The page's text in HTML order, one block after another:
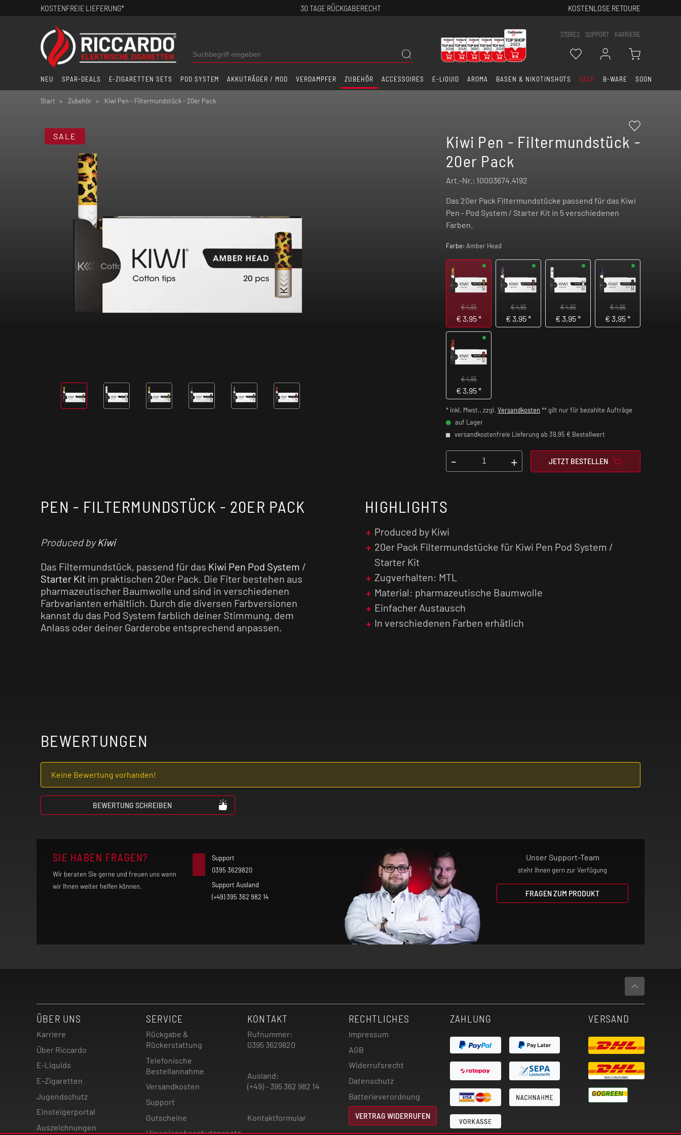
KOSTENFREIE LIEFERUNG* 30 TAGE RÜCKGABERECHT KOSTENLOSE RETOURE
STORES SUPPORT KARRIERE
NEU SPAR-DEALS E-ZIGARETTEN SETS POD SYSTEM AKKUTRÄGER / MOD VERDAMPFER ZUBEHÖR ACCESSOIRES E-LIQUID AROMA BASEN & NIKOTINSHOTS SALE B-WARE SOON
Start Zubehör Kiwi Pen - Filtermundstück - 20er Pack
SALE
Kiwi Pen - Filtermundstück -
20er Pack
Art.-Nr.: 10003674.4192
Das 20er Pack Filtermundstücke passend für das Kiwi
Pen - Pod System / Starter Kit in 5 verschiedenen
Farben.
Farbe: Amber Head
€ 4,95
€ 3,95*
€ 4,95
€ 3,95*
€ 4,95
€ 3,95*
€ 4,95
€ 3,95*
€ 4,95
€ 3,95*
* inkl. Mwst., zzgl. Versandkosten ** gilt nur für bezahlte Aufträge
auf Lager
versandkostenfreie Lieferung ab 39,95 € Bestellwert
- + JETZT BESTELLEN
PEN - FILTERMUNDSTÜCK - 20ER PACK
Produced byKiwi
Das Filtermundstück, passend für das Kiwi Pen Pod System /
Starter Kit im praktischen 20er Pack. Die Fiter bestehen aus
pharmazeutischer Baumwolle und sind in verschiedenen
Farbvarianten erhältlich. Durch die diversen Farbversionen
kannst du das Pod System farblich deiner Stimmung, dem
Anlass oder deiner Garderobe entsprechend anpassen.
HIGHLIGHTS
Produced by Kiwi
20er Pack Filtermundstücke für Kiwi Pen Pod System /
Starter Kit
Zugverhalten: MTL
Material: pharmazeutische Baumwolle
Einfacher Austausch
In verschiedenen Farben erhätlich
BEWERTUNGEN
Keine Bewertung vorhanden!
BEWERTUNG SCHREIBEN
SIE HABEN FRAGEN?
Wir beraten Sie gerne und freuen uns wenn
wir Ihnen weiter helfen können.
Support
0395 3629820
Support Ausland
(+49) 395 362 982 14
Unser Support-Team
steht Ihnen gern zur Verfügung
FRAGEN ZUM PRODUKT
ÜBER UNS
Karriere
Über Riccardo
E-Liquids
E-Zigaretten
Jugendschutz
Einsteigerportal
Auszeichnungen
SERVICE
Rückgabe &
Rückerstattung
Telefonische
Bestellannahme
Versandkosten
Support
Gutscheine
Hinweisgebeschutzgesetz
KONTAKT
Rufnummer:
0395 3629820
Ausland:
(+49) - 395 362 982 14
Kontaktformular
RECHTLICHES
Impressum
AGB
Widerrufsrecht
Datenschutz
Batterieverordnung
VERTRAG WIDERRUFEN
ZAHLUNG VERSAND